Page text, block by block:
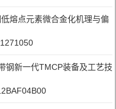
熔点元素微合金化机理与偏
钢新一代TMCP装备及工艺技